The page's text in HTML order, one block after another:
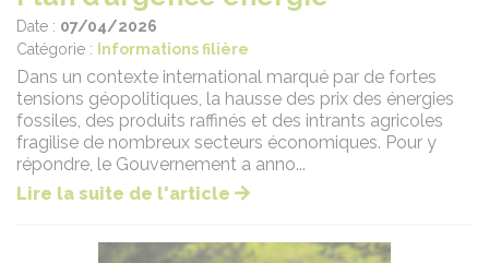
Date : 07/04/2026
Catégorie :
Informations filière
Dans un contexte international marqué par de fortes
tensions géopolitiques, la hausse des prix des énergies
fossiles, des produits raffinés et des intrants agricoles
fragilise de nombreux secteurs économiques. Pour y
répondre, le Gouvernement a anno...
Lire la suite de l'article